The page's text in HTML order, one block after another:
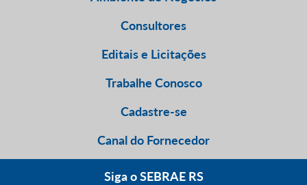
Consultores
Editais e Licitações
Trabalhe Conosco
Cadastre-se
Canal do Fornecedor
Siga o SEBRAE RS